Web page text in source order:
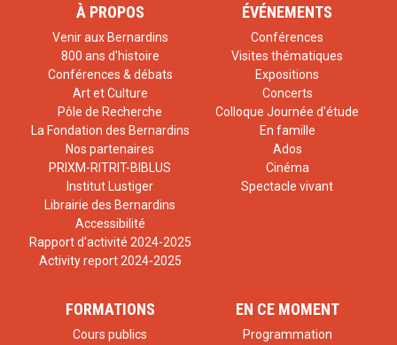
À PROPOS
Venir aux Bernardins
800 ans d'histoire
Conférences & débats
Art et Culture
Pôle de Recherche
La Fondation des Bernardins
Nos partenaires
PRIXM-RITRIT-BIBLUS
Institut Lustiger
Librairie des Bernardins
Accessibilité
Rapport d'activité 2024-2025
Activity report 2024-2025
ÉVÉNEMENTS
Conférences
Visites thématiques
Expositions
Concerts
Colloque Journée d'étude
En famille
Ados
Cinéma
Spectacle vivant
FORMATIONS
Cours publics
EN CE MOMENT
Programmation